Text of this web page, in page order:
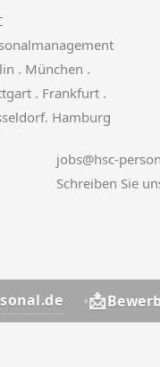
. München .
. Frankfurt .
Hamburg
jobs@hsc-
Schreiben Sie
📩Bewerber?